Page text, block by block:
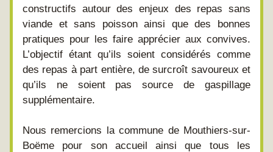
constructifs autour des enjeux des repas sans
viande et sans poisson ainsi que des bonnes
pratiques pour les faire apprécier aux convives.
L’objectif étant qu’ils soient considérés comme
des repas à part entière, de surcroît savoureux et
qu’ils ne soient pas source de gaspillage
supplémentaire.
Nous remercions la commune de Mouthiers-sur-
Boëme pour son accueil ainsi que tous les